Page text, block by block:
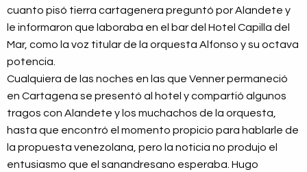
cuanto pisó tierra cartagenera preguntó por Alandete y
le informaron que laboraba en el bar del Hotel Capilla del
Mar, como la voz titular de la orquesta Alfonso y su octava
potencia.
Cualquiera de las noches en las que Venner permaneció
en Cartagena se presentó al hotel y compartió algunos
tragos con Alandete y los muchachos de la orquesta,
hasta que encontró el momento propicio para hablarle de
la propuesta venezolana, pero la noticia no produjo el
entusiasmo que el sanandresano esperaba. Hugo